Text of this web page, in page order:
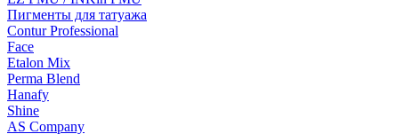
Пигменты для татуажа
Contur Professional
Face
Etalon Mix
Perma Blend
Hanafy
Shine
AS Company